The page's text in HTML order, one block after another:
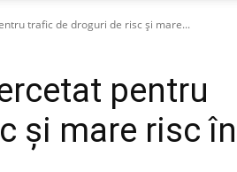
trafic de droguri de risc și mare...
pentru
și mare risc în